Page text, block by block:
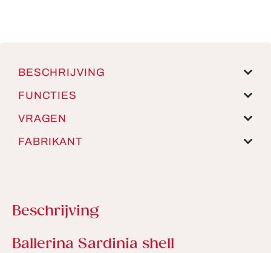
BESCHRIJVING
FUNCTIES
VRAGEN
FABRIKANT
Beschrijving
Productinformatie
Ballerina Sardinia shell